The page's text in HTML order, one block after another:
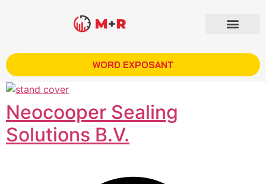
WORD EXPOSANT
Neocooper Sealing
Solutions B.V.